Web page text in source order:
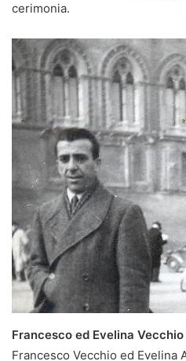
cerimonia.
Francesco ed Evelina Vecchio
Francesco Vecchio ed Evelina